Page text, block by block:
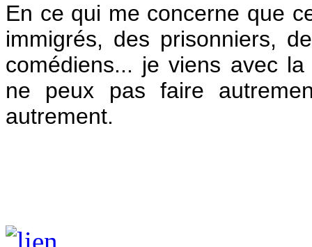
En ce qui me concerne que
immigrés, des prisonniers,
comédiens... je viens avec
ne peux pas faire
autrement.